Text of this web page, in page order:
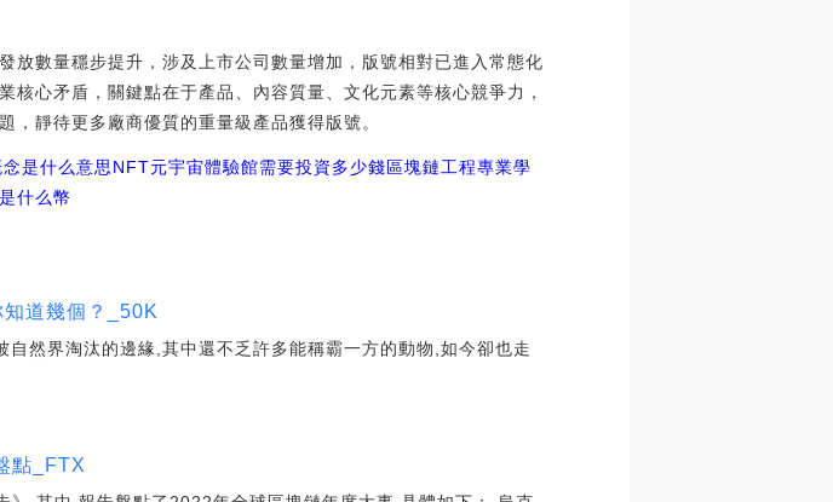
數量穩步提升，涉及上市公司數量增加，版號相對已進入常態化
心矛盾，關鍵點在于產品、內容質量、文化元素等核心競爭力，
靜待更多廠商優質的重量級產品獲得版號。
念是什么意思NFT元宇宙體驗館需要投資多少錢區塊鏈工程專業學
什么幣
道幾個？_50K
然界淘汰的邊緣,其中還不乏許多能稱霸一方的動物,如今卻也走
點_FTX